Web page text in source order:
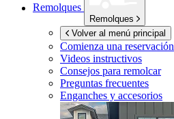
Remolques
Remolques
Volver al menú principal
Comienza una reservación
Videos instructivos
Consejos para remolcar
Preguntas frecuentes
Enganches y accesorios